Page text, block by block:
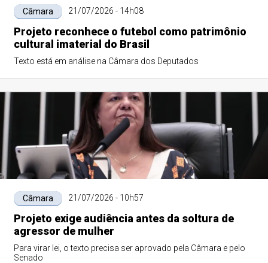
Câmara 21/07/2026 - 14h08
Projeto reconhece o futebol como patrimônio
cultural imaterial do Brasil
Texto está em análise na Câmara dos Deputados
Câmara 21/07/2026 - 10h57
Projeto exige audiência antes da soltura de
agressor de mulher
Para virar lei, o texto precisa ser aprovado pela Câmara e pelo
Senado